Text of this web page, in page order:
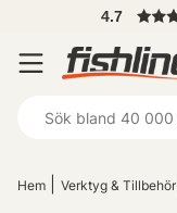
4.7
Hem Verktyg & Tillbehör